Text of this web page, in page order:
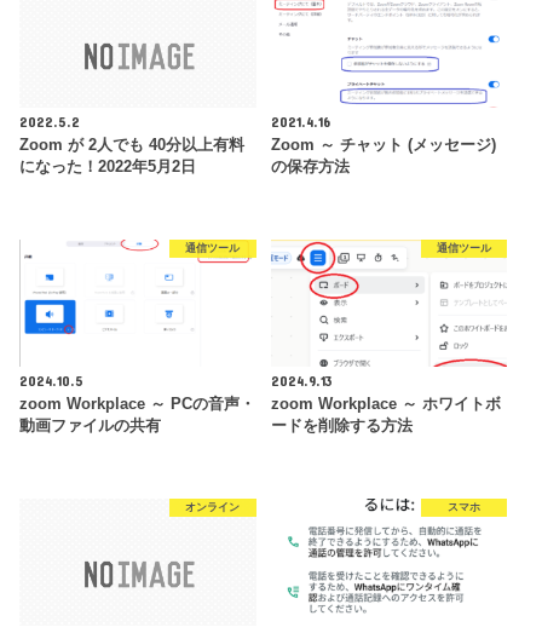
2022.5.2
Zoom が 2人でも 40分以上有料
になった！2022年5月2日
2021.4.16
Zoom ～ チャット (メッセージ)
の保存方法
通信ツール
2024.10.5
zoom Workplace ～ PCの音声・
動画ファイルの共有
通信ツール
2024.9.13
zoom Workplace ～ ホワイトボ
ードを削除する方法
オンライン スマホ